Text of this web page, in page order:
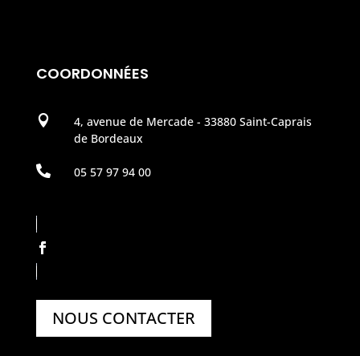
COORDONNÉES

4, avenue de Mercade - 33880 Saint-Caprais
de Bordeaux
 05 57 97 94 00
NOUS CONTACTER